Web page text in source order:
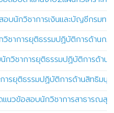
บนักวิชาการเงินและบัญชีกรมท
ชาการยุติธรรมปฏิบัติการด้านกฎ
วิชาการยุติธรรมปฏิบัติการด้านส่
รยุติธรรมปฏิบัติการด้านสิทธิมนุ
นวข้อสอบนักวิชาการสาธารณสุข